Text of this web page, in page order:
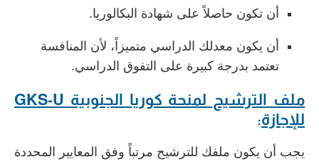
أن تكون حاصلاً على شهادة البكالوريا.
أن يكون معدلك الدراسي متميزاً، لأن المنافسة
تعتمد بدرجة كبيرة على التفوق الدراسي.
ملف الترشيح لمنحة كوريا الجنوبية GKS-U
للإجازة:
يجب أن يكون ملفك للترشيح مرتباً وفق المعايير المحددة